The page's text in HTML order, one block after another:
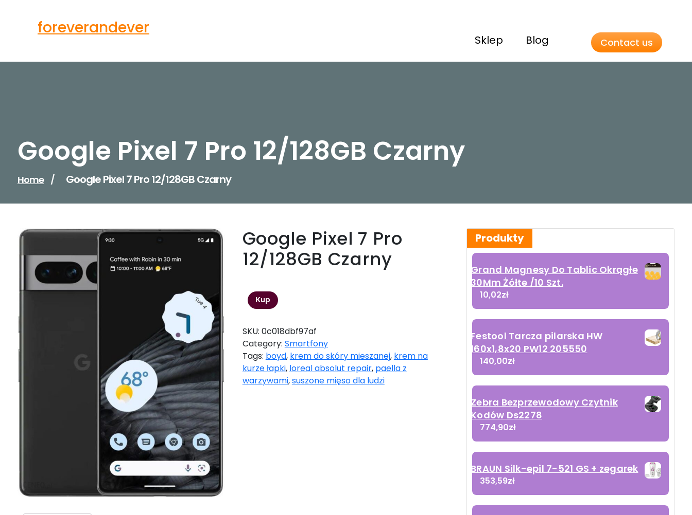
foreverandever
Sklep Blog Contact us
Google Pixel 7 Pro 12/128GB Czarny
Home / Google Pixel 7 Pro 12/128GB Czarny
Google Pixel 7 Pro
12/128GB Czarny
Kup
SKU: 0c018dbf97af
Category: Smartfony
Tags: boyd, krem do skóry mieszanej, krem na
kurze łapki, loreal absolut repair, paella z
warzywami,suszone mięso dla ludzi
Produkty
Grand Magnesy Do Tablic Okrągłe
30Mm Żółte /10 Szt.
10,02zł
Festool Tarcza pilarska HW
160x1,8x20 PW12 205550
140,00zł
Zebra Bezprzewodowy Czytnik
Kodów Ds2278
774,90zł
BRAUN Silk-epil 7-521 GS + zegarek
353,59zł